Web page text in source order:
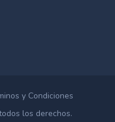
y Condiciones
los derechos.